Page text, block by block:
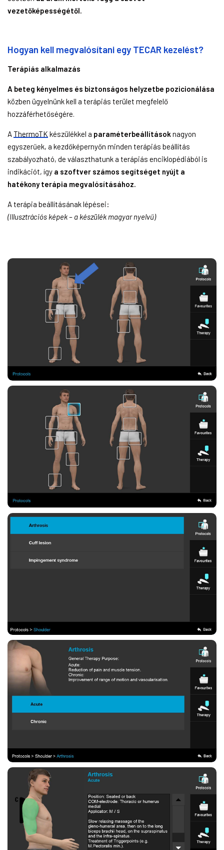
vezetőképességétől.
Hogyan kell megvalósítani egy TECAR kezelést?
Terápiás alkalmazás
A beteg kényelmes és biztonságos helyzetbe pozicionálása
közben ügyelnünk kell a terápiás terület megfelelő
hozzáférhetőségére.
AThermoTK készülékkel a paraméterbeállítások nagyon
egyszerűek, a kezdőképernyőn minden terápiás beállítás
szabályozható, de választhatunk a terápiás enciklopédiából is
indikációt, így a szoftver számos segítséget nyújt a
hatékony terápia megvalósításához.
A terápia beállításának lépései:
(Illusztrációs képek – a készülék magyar nyelvű)